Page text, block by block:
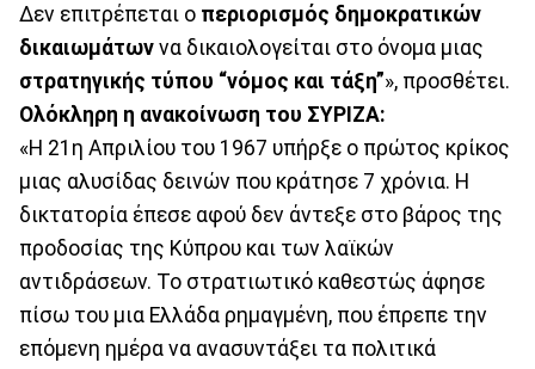
Δεν επιτρέπεται ο περιορισμός δημοκρατικών
δικαιωμάτων να δικαιολογείται στο όνομα μιας
στρατηγικής τύπου “νόμος και τάξη”», προσθέτει.
Ολόκληρη η ανακοίνωση του ΣΥΡΙΖΑ:
«Η 21η Απριλίου του 1967 υπήρξε ο πρώτος κρίκος
μιας αλυσίδας δεινών που κράτησε 7 χρόνια. Η
δικτατορία έπεσε αφού δεν άντεξε στο βάρος της
προδοσίας της Κύπρου και των λαϊκών
αντιδράσεων. Το στρατιωτικό καθεστώς άφησε
πίσω του μια Ελλάδα ρημαγμένη, που έπρεπε την
επόμενη ημέρα να ανασυντάξει τα πολιτικά